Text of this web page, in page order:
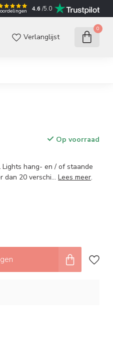
4.6 /5.0
Verlanglijst
0
Op voorraad
hang- en / of staande
dan 20 verschi...Lees meer.